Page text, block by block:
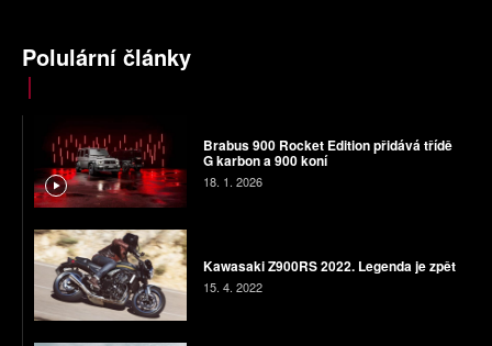
Polulární články
Brabus 900 Rocket Edition přidává třídě
G karbon a 900 koní
18. 1. 2026
Kawasaki Z900RS 2022. Legenda je zpět
15. 4. 2022